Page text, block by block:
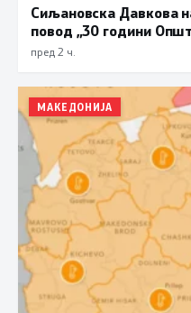
Сиљановска Давкова
повод „30 години
пред 2 ч.
МАКЕДОНИЈА